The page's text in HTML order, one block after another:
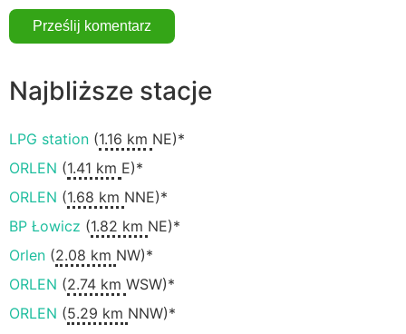
Najbliższe stacje
LPG station (1.16 km NE)*
ORLEN (1.41 km E)*
ORLEN (1.68 km NNE)*
BP Łowicz (1.82 km NE)*
Orlen (2.08 km NW)*
ORLEN (2.74 km WSW)*
ORLEN (5.29 km NNW)*